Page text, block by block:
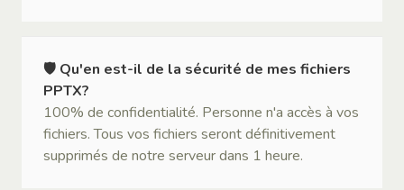
🛡 Qu'en est-il de la sécurité de mes fichiers
PPTX?
100% de confidentialité. Personne n'a accès à vos
fichiers. Tous vos fichiers seront définitivement
supprimés de notre serveur dans 1 heure.